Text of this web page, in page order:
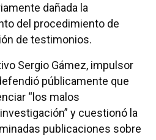
dañada la
del procedimiento de
de testimonios.
Sergio Gámez, impulsor
públicamente que
“los malos
y cuestionó la
publicaciones sobre